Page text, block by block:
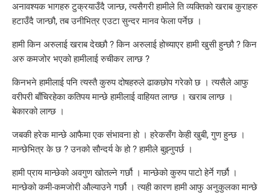
अनावश्यक भागहरु टुक्रयाउँदै जान्छ, त्यसैगरी हामीले ति व्यक्तिको खराब कुराहरु
हटाउँदै जान्छौ, तब उनीभित्र एउटा सुन्दर मानव फेला पर्नेछ ।
हामी किन अरुलाई खराब देख्छौ ? किन अरुलाई होच्याएर हामी खुसी हुन्छौ ? किन
अरु कमजोर भएको हामीलाई रुचीकर लाग्छ ?
किनभने हामीलाई पनि त्यस्तै कुरुप दोषहरुले ढाकछोप गरेको छ । त्यसैले आफु
वरीपरी बाँचिरहेका कतिपय मान्छे हामीलाई वाहियत लाग्छ । खराब लाग्छ ।
बेकारको लाग्छ ।
जबकी हरेक मान्छे आफैमा एक संभावना हो । हरेकसँग केही खुबी, गुण हुन्छ ।
मान्छेभित्र के छ ? उनको सौन्दर्य के हो ? हामीले बुझ्नुपर्छ ।
हामी प्राय मान्छेको अवगुण खोतल्ने गर्छौ । मान्छेको कुरुप पाटो हेर्ने गर्छौ ।
मान्छेको कमी-कमजोरी औल्याउने गर्छौ । त्यही कारण हामी आफु अनुकुलका मान्छे